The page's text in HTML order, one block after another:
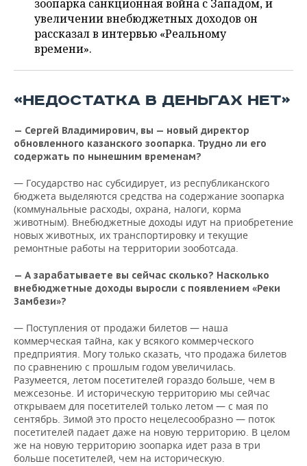
зоопарка санкционная война с Западом, и
увеличении внебюджетных доходов он
рассказал в интервью «Реальному
времени».
«НЕДОСТАТКА В ДЕНЬГАХ НЕТ»
— Сергей Владимирович, вы — новый директор
обновленного казанского зоопарка. Трудно ли его
содержать по нынешним временам?
— Государство нас субсидирует, из республиканского
бюджета выделяются средства на содержание зоопарка
(коммунальные расходы, охрана, налоги, корма
животным). Внебюджетные доходы идут на приобретение
новых животных, их транспортировку и текущие
ремонтные работы на территории зооботсада.
— А зарабатываете вы сейчас сколько? Насколько
внебюджетные доходы выросли с появлением «Реки
Замбези»?
— Поступления от продажи билетов — наша
коммерческая тайна, как у всякого коммерческого
предприятия. Могу только сказать, что продажа билетов
по сравнению с прошлым годом увеличилась.
Разумеется, летом посетителей гораздо больше, чем в
межсезонье. И историческую территорию мы сейчас
открываем для посетителей только летом — с мая по
сентябрь. Зимой это просто нецелесообразно — поток
посетителей падает даже на новую территорию. В целом
же на новую территорию зоопарка идет раза в три
больше посетителей, чем на историческую.